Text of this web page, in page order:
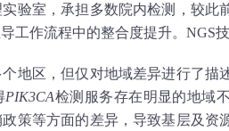
验室，承担多数院内检测，较此
工作流程中的整合度提升。NGS
地区，但仅对地域差异进行了描
PIK3CA检测服务存在明显的地域
策等方面的差异，导致基层及资